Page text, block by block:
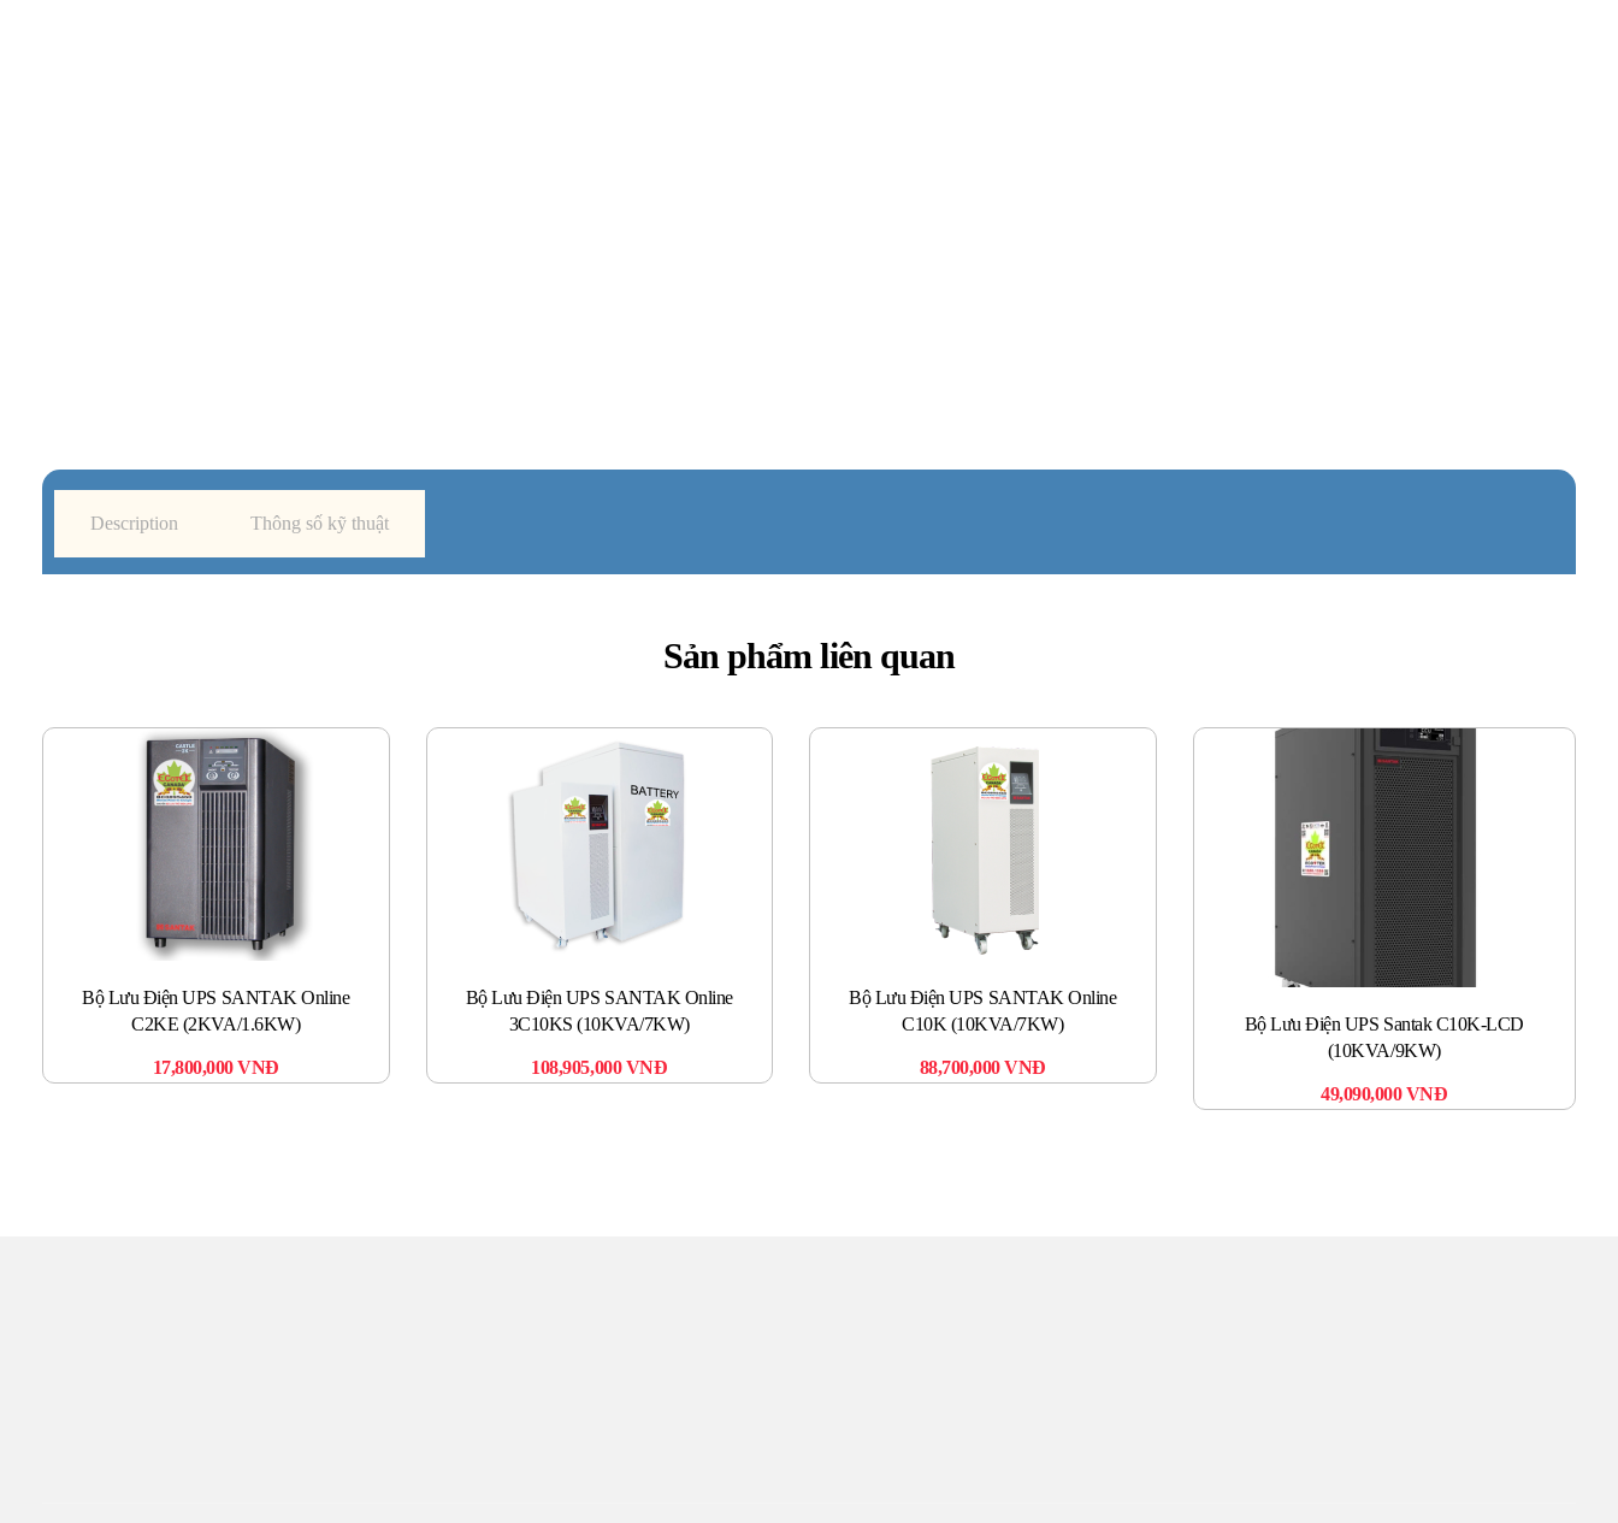
Description Thông số kỹ thuật
Sản phẩm liên quan
Bộ Lưu Điện UPS SANTAK Online
C2KE (2KVA/1.6KW)
17,800,000VNĐ
Bộ Lưu Điện UPS SANTAK Online
3C10KS (10KVA/7KW)
108,905,000VNĐ
Bộ Lưu Điện UPS SANTAK Online
C10K (10KVA/7KW)
88,700,000VNĐ
Bộ Lưu Điện UPS Santak C10K-LCD
(10KVA/9KW)
49,090,000VNĐ